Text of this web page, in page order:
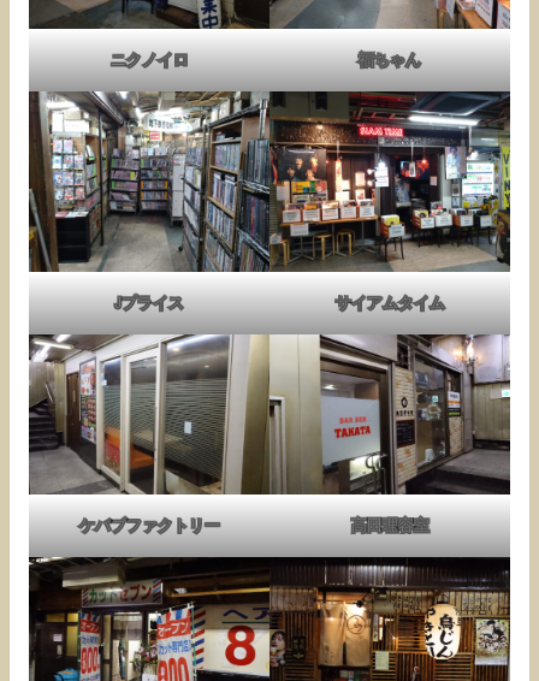
ニクノイロ 福ちゃん
Jプライス サイアムタイム
ケバブファクトリー 高田理容室